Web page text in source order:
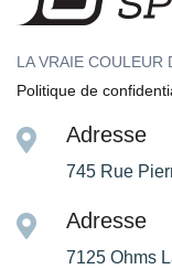
LA VRAIE COULEUR
Politique de
Adresse
745 Rue
Adresse
7125 Ohms